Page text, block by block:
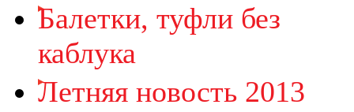
Балетки, туфли без
каблука
Летняя новость 2013